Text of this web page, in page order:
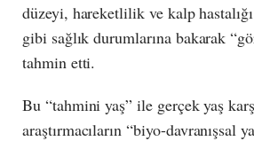
düzeyi, hareketlilik ve kalp
gibi sağlık durumlarına bakarak
tahmin etti.
Bu “tahmini yaş” ile gerçek yaş
araştırmacıların “biyo-davranışsal